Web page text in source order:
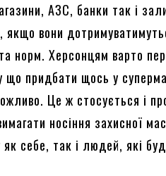
АЗС, банки так і
якщо вони
норм. Херсонцям варто
придбати щось у
Це ж стосується і
носіння захисної
себе, так і людей, які